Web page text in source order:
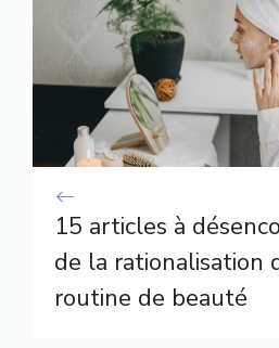
15 articles à
de la rationalisation
routine de beauté